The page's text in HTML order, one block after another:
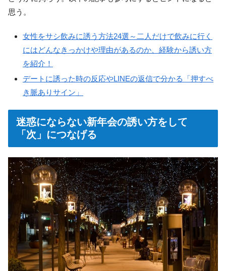
思う。
女性をサシ飲みに誘う方法24選～二人だけで飲みに行く
にはどんなきっかけや理由があるのか、経験から誘い方
を紹介！
デートに誘った時の反応やLINEの返信で分かる「押すべ
き脈ありサイン」
迷惑にならない新年会の誘い方をして
「次」につなげる